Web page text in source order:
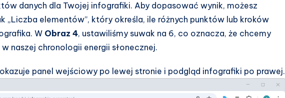
danych dla Twojej infografiki. Aby dopasować wynik, możesz
„Liczba elementów”, który określa, ile różnych punktów lub kroków
W Obraz 4, ustawiliśmy suwak na 6, co oznacza, że chcemy
naszej chronologii energii słonecznej.
panel wejściowy po lewej stronie i podgląd infografiki po prawej.